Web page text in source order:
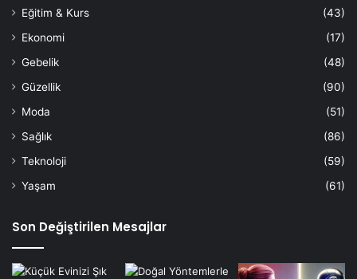
Eğitim & Kurs
(43)
Ekonomi
(17)
Gebelik
(48)
Güzellik
(90)
Moda
(51)
Sağlık
(86)
Teknoloji
(59)
Yaşam
(61)
Son Değiştirilen Mesajlar